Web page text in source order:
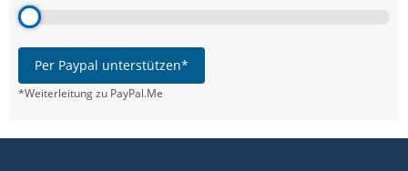
Per Paypal unterstützen*
*Weiterleitung zu PayPal.Me